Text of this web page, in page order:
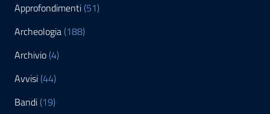
Approfondimenti (51)
Archeologia (188)
Archivio (4)
Avvisi (44)
Bandi (19)